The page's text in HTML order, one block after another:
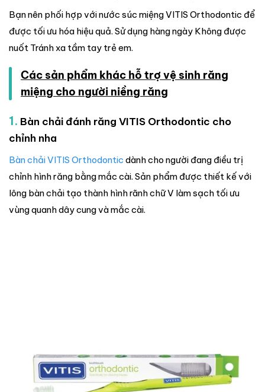
Bạn nên phối hợp với nước súc miệng VITIS Orthodontic để
được tối ưu hóa hiệu quả. Sử dụng hàng ngày Không được
nuốt Tránh xa tầm tay trẻ em.
Các sản phẩm khác hỗ trợ vệ sinh răng
miệng cho người niềng răng
1. Bàn chải đánh răng VITIS Orthodontic cho
chỉnh nha
Bàn chải VITIS Orthodontic dành cho người đang điều trị
chỉnh hình răng bằng mắc cài. Sản phẩm được thiết kế với
lông bàn chải tạo thành hình rãnh chữ V làm sạch tối ưu
vùng quanh dây cung và mắc cài.